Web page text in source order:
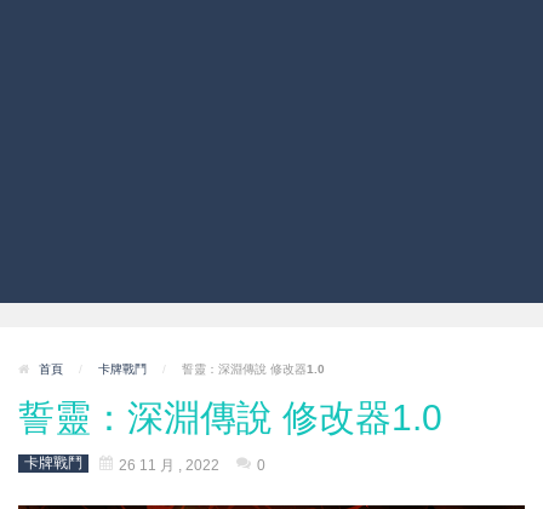
首頁 / 卡牌戰鬥 / 誓靈：深淵傳說 修改器1.0
誓靈：深淵傳說 修改器1.0
卡牌戰鬥 26 11 月 , 2022 0